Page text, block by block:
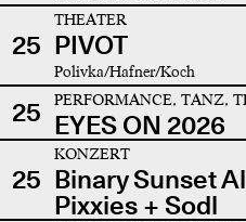
25
THEATER
PIVOT
Polivka/Hafner/Koch
25 PERFORMANCE, TANZ,
EYES ON 2026
25
KONZERT
Binary Sunset
Pixxies + Sodl